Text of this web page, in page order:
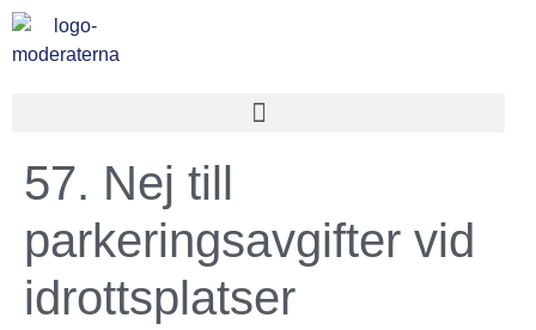
57. Nej till
parkeringsavgifter vid
idrottsplatser